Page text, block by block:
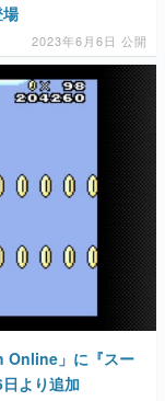
2023年6月6日 公開
Online」に『スー
より追加